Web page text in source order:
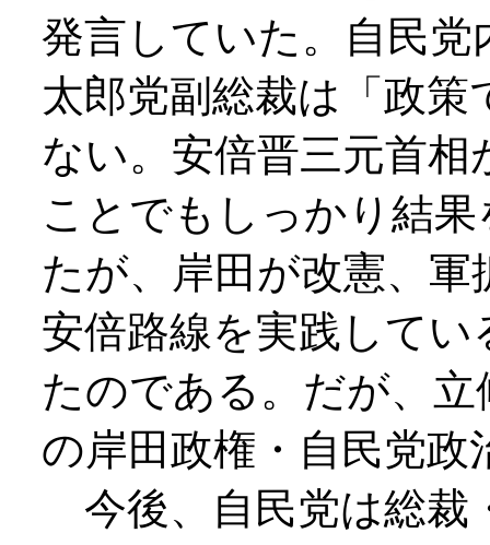
発言していた。自民
太郎党副総裁は「政
ない。安倍晋三元首
ことでもしっかり結
たが、岸田が改憲、
安倍路線を実践して
たのである。だが、
の岸田政権・自民党
今後、自民党は総裁